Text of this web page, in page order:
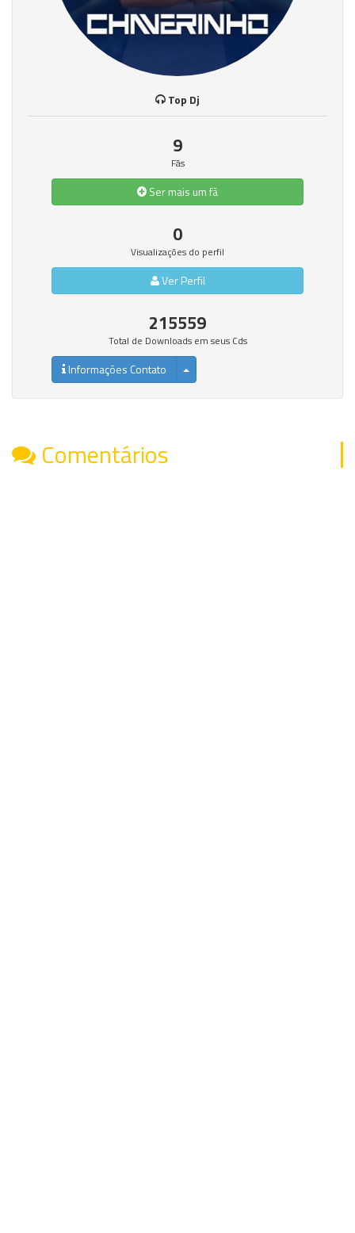
Top Dj
9
Fãs
Ser mais um fã
0
Visualizações do perfil
Ver Perfil
215559
Total de Downloads em seus Cds
Informações Contato
Comentários